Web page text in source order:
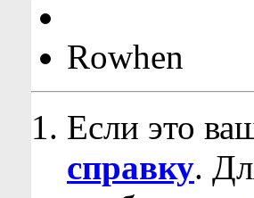
Rowhen
Если это
справку.